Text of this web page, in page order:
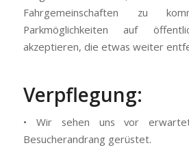
Fahrgemeinschaften zu
Parkmöglichkeiten auf
akzeptieren, die etwas weiter
Verpflegung:
• Wir sehen uns vor
Besucherandrang gerüstet.